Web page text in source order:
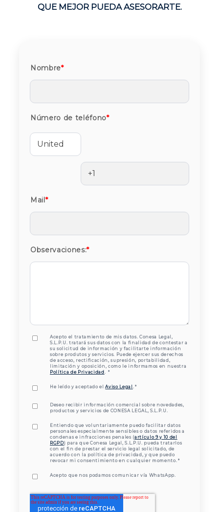
QUE MEJOR PUEDA ASESORARTE.
Nombre*
Número de teléfono*
Mail*
Observaciones:*
Acepto el tratamiento de mis datos. Conesa Legal,
S.L.P.U. tratará sus datos con la finalidad de contestar a
su solicitud de información y facilitarte información
sobre produtos y servicios. Puede ejercer sus derechos
de acceso, rectificación, supresión, portabilidad,
limitación y oposición, como le informamos en nuestra
Política de Privacidad . *
He leído y aceptado elAviso Legal . *
Deseo recibir información comercial sobre novedades,
productos y servicios de CONESA LEGAL, S.L.P.U.
Entiendo que voluntariamente puedo facilitar datos
personales especialmente sensibles o datos referidos a
condenas e infracciones penales (artículo 9 y 10 del
RGPD) para que Conesa Legal, S.L.P.U. pueda tratarlos
con el fin de prestar el servicio legal solicitado, de
acuerdo con la política de privacidad, y que puedo
revocar mi consentimiento en cualquier momento. *
Acepto que nos podamos comunicar vía WhatsApp.